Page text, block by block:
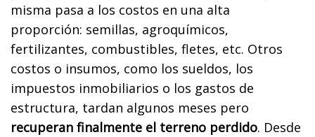
misma pasa a los costos en una alta
proporción: semillas, agroquímicos,
fertilizantes, combustibles, fletes, etc. Otros
costos o insumos, como los sueldos, los
impuestos inmobiliarios o los gastos de
estructura, tardan algunos meses pero
recuperan finalmente el terreno perdido. Desde